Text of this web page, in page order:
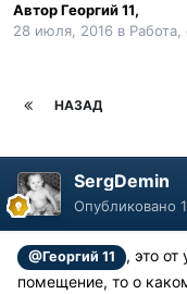
АвторГеоргий 11,
28 июля, 2016 в
НАЗАД
SergDemin
Опубликовано
@Георгий 11
, это от
помещение, то о